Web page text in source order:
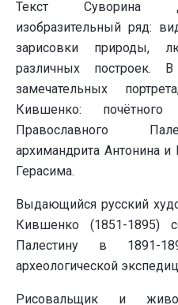
Текст Суворина
изобразительный ряд:
зарисовки природы,
различных
замечательных
Кившенко: почётного
Православного
архимандрита Антонина и
Герасима.
Выдающийся русский
Кившенко (1851-1895)
Палестину в 1891-
археологической
Рисовальщик и